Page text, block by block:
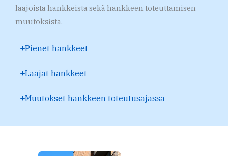
laajoista hankkeista sekä hankkeen toteuttamisen
muutoksista.
Pienet hankkeet
Laajat hankkeet
Muutokset hankkeen toteutusajassa